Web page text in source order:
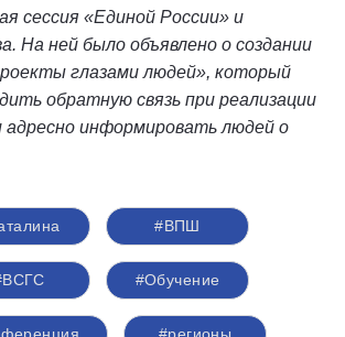
сессия «Единой России» и
На ней было объявлено о создании
глазами людей», который
обратную связь при реализации
адресно информировать людей о
#ВПШ
#Обучение
#регионы